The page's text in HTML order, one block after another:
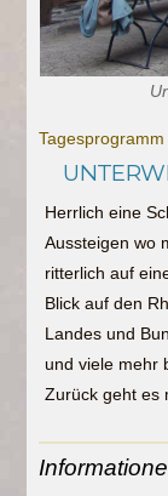
Tagesprogramm
Herrlich eine
Aussteigen wo
ritterlich auf
Blick auf den
Landes und
und viele mehr
Zurück geht es